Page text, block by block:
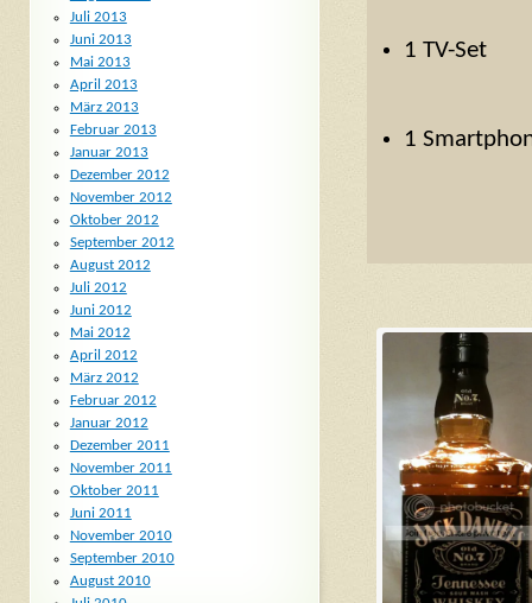
1 TV-Set
1
Juli 2013
Juni 2013
Mai 2013
April 2013
März 2013
Februar 2013
Januar 2013
Dezember 2012
November 2012
Oktober 2012
September 2012
August 2012
Juli 2012
Juni 2012
Mai 2012
April 2012
März 2012
Februar 2012
Januar 2012
Dezember 2011
November 2011
Oktober 2011
Juni 2011
November 2010
September 2010
August 2010